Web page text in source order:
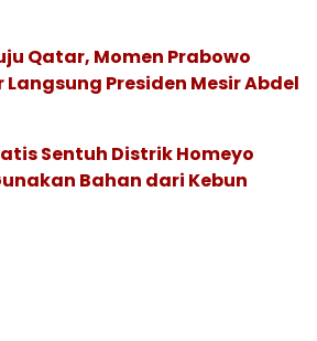
Qatar, Momen Prabowo
Presiden Mesir Abdel
Sentuh Distrik Homeyo
Bahan dari Kebun